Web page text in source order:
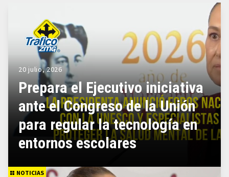
20 julio, 2026
Prepara el Ejecutivo iniciativa
ante el Congreso de la Unión
para regular la tecnología en
entornos escolares
NOTICIAS